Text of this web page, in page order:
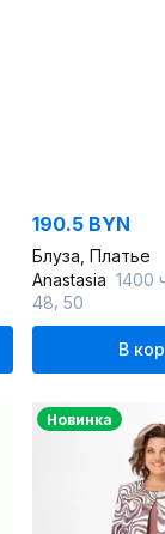
190.5 BYN
Блуза, Платье
Anastasia 1400
48 50
В
Новинка